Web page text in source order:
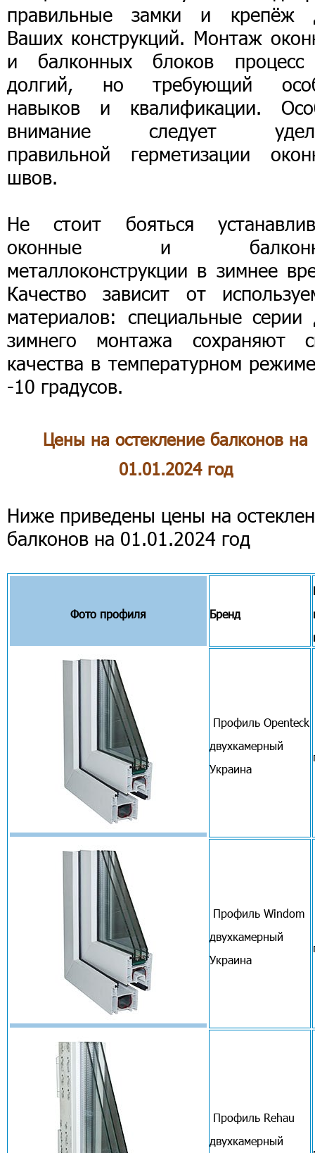
правильные замки и крепёж
Ваших конструкций. Монтаж
и балконных блоков
долгий, но требующий
навыков и квалификации.
внимание следует
правильной герметизации
швов.
Не стоит бояться
оконные и
металлоконструкции в зимнее
Качество зависит от
материалов: специальные серии
зимнего монтажа сохраняют
качества в температурном
-10 градусов.
Цены на остекление балконов на
01.01.2024 год
Ниже приведены цены на
балконов на 01.01.2024 год
Фото профиля Бренд
Профиль Openteck
двухкамерный
Украина
Профиль Windom
двухкамерный
Украина
Профиль Rehau
двухкамерный